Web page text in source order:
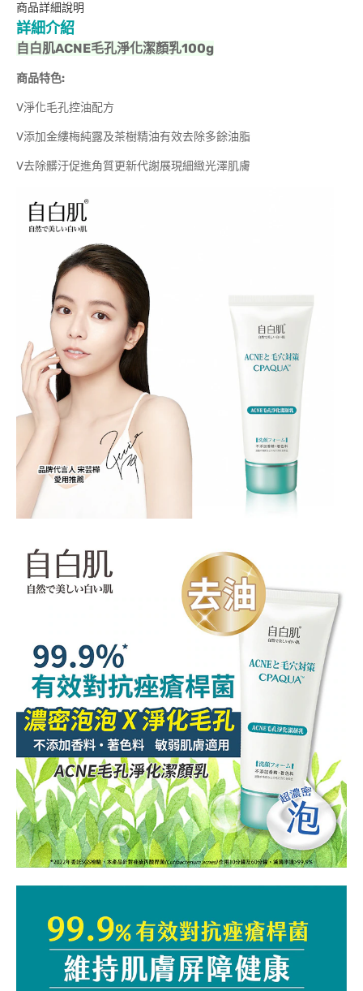
商品詳細說明
詳細介紹
自白肌ACNE毛孔淨化潔顏乳100g
商品特色:
V淨化毛孔控油配方
V添加金縷梅純露及茶樹精油有效去除多餘油脂
V去除髒汙促進角質更新代謝展現細緻光澤肌膚